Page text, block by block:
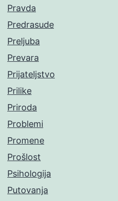
Pravda
Predrasude
Preljuba
Prevara
Prijateljstvo
Prilike
Priroda
Problemi
Promene
Prošlost
Psihologija
Putovanja